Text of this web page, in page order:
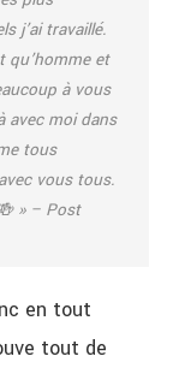
j’ai travaillé.
qu’homme et
à vous
avec moi dans
tous
vous tous.
» – Post
en tout
tout de